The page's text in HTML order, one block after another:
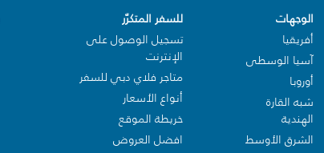
الوجهات
أفريقيا
آسيا الوسطى
أوروبا
شبه القارة
الهندية
الشرق الأوسط
للسفر المتكرّر
تسجيل الوصول على
الإنترنت
متاجر فلاي دبي للسفر
أنواع الأسعار
خريطة الموقع
افضل العروض